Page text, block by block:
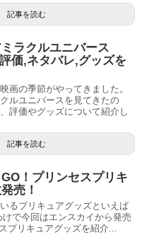
記事を読む
ラクルユニバース
価,ネタバレ,グッズを
画の季節がやってきました。
ルユニバースを見てきたの
評価やグッズについて紹介し
記事を読む
！プリンセスプリキ
売！
るプリキュアグッズといえば
で今回はエンスカイから発売
プリキュアグッズを紹介...